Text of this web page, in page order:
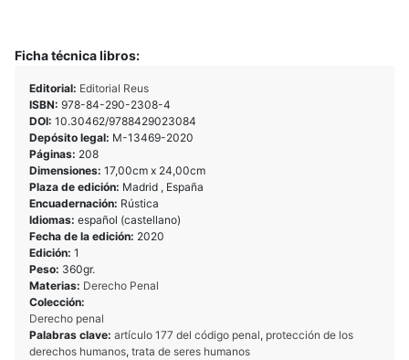
Ficha técnica libros:
Editorial: Editorial Reus
ISBN: 978-84-290-2308-4
DOI: 10.30462/9788429023084
Depósito legal: M-13469-2020
Páginas: 208
Dimensiones: 17,00cm x 24,00cm
Plaza de edición: Madrid , España
Encuadernación: Rústica
Idiomas: español (castellano)
Fecha de la edición: 2020
Edición: 1
Peso: 360gr.
Materias: Derecho Penal
Colección:
Derecho penal
Palabras clave: artículo 177 del código penal, protección de los
derechos humanos, trata de seres humanos